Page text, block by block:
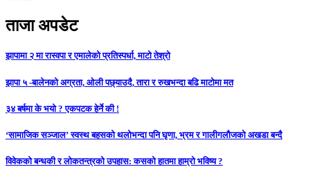
ताजा अपडेट
झापामा २ मा रास्वपा र एमालेको प्रतिस्पर्धा, माटो तेश्रो
झापा ५ -बालेनको अग्रता, ओली पछ्याउदै, तारा र रुखभन्दा बढि माटोमा मत
३४ बर्षमा के भयो ? एकपटक हेर्ने की !
‘सामाजिक सञ्जाल’ स्वस्थ बहसको थलोभन्दा पनि घृणा, भ्रम र गालीगलौजको अखडा बन्दै
विवेकको बन्धकी र लोकतन्त्रको उपहास: कसको हातमा हाम्रो भविष्य ?